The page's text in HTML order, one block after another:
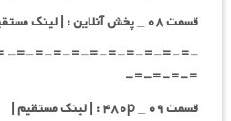
قسمت ۰۸ _ پخش آنلاین : | لینک مستقیم |
=-=- =-=-=-=-=-=-=-=-
=-=-=-=-
قسمت ۰۹ _ ۴۸۰p : | لینک مستقیم |